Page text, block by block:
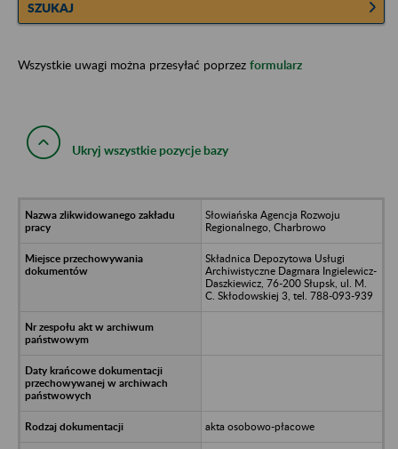
SZUKAJ
Wszystkie uwagi można przesyłać poprzez formularz
Ukryj wszystkie pozycje bazy
Słowiańska Agencja Rozwoju
Regionalnego, Charbrowo
Składnica Depozytowa Usługi
Archiwistyczne Dagmara Ingielewicz-
Daszkiewicz, 76-200 Słupsk, ul. M.
C. Skłodowskiej 3, tel. 788-093-939
akta osobowo-płacowe